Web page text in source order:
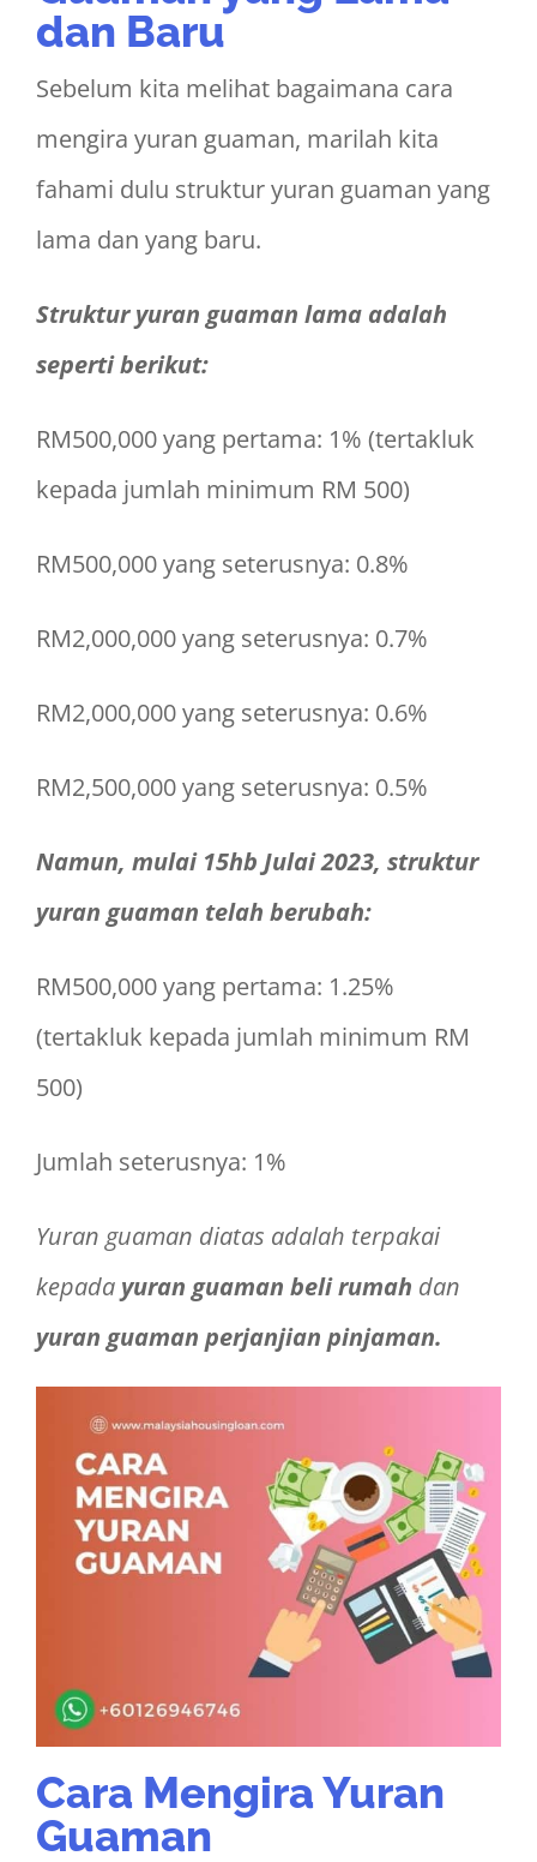
dan Baru
Sebelum kita melihat bagaimana cara
mengira yuran guaman, marilah kita
fahami dulu struktur yuran guaman yang
lama dan yang baru.
Struktur yuran guaman lama adalah
seperti berikut:
RM500,000 yang pertama: 1% (tertakluk
kepada jumlah minimum RM 500)
RM500,000 yang seterusnya: 0.8%
RM2,000,000 yang seterusnya: 0.7%
RM2,000,000 yang seterusnya: 0.6%
RM2,500,000 yang seterusnya: 0.5%
Namun, mulai 15hb Julai 2023, struktur
yuran guaman telah berubah:
RM500,000 yang pertama: 1.25%
(tertakluk kepada jumlah minimum RM
500)
Jumlah seterusnya: 1%
Yuran guaman diatas adalah terpakai
kepada yuran guaman beli rumah dan
yuran guaman perjanjian pinjaman.
Cara Mengira Yuran
Guaman